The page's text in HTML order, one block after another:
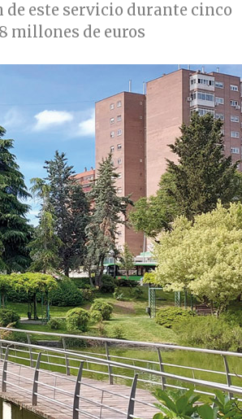
de este servicio durante cinco
millones de euros